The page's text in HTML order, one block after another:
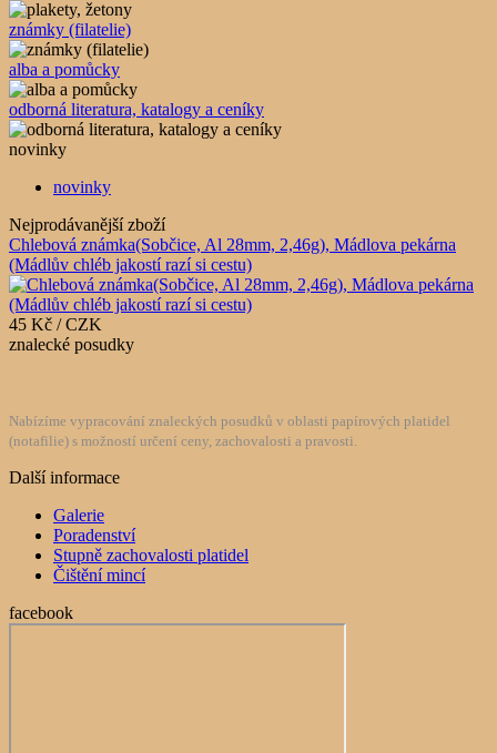
známky (filatelie)
alba a pomůcky
odborná literatura, katalogy a ceníky
novinky
novinky
Nejprodávanější zboží
Chlebová známka(Sobčice, Al 28mm, 2,46g), Mádlova pekárna
(Mádlův chléb jakostí razí si cestu)
45 Kč / CZK
znalecké posudky
Nabízíme vypracování znaleckých posudků v oblasti papírových platidel
(notafilie) s možností určení ceny, zachovalosti a pravosti.
Další informace
Galerie
Poradenství
Stupně zachovalosti platidel
Čištění mincí
facebook